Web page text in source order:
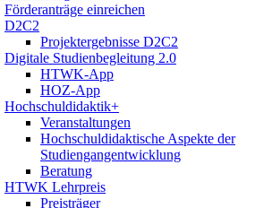
Förderanträge einreichen
D2C2
Projektergebnisse D2C2
Digitale Studienbegleitung 2.0
HTWK-App
HOZ-App
Hochschuldidaktik+
Veranstaltungen
Hochschuldidaktische Aspekte der
Studiengangentwicklung
Beratung
HTWK Lehrpreis
Preisträger